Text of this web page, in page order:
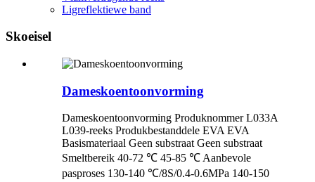
Ligreflektiewe band
Skoeisel
Dameskoentoonvorming
Dameskoentoonvorming Produknommer L033A
L039-reeks Produkbestanddele EVA EVA
Basismateriaal Geen substraat Geen substraat
Smeltbereik 40-72 ℃ 45-85 ℃ Aanbevole
pasproses 130-140 ℃/8S/0.4-0.6MPa 140-150